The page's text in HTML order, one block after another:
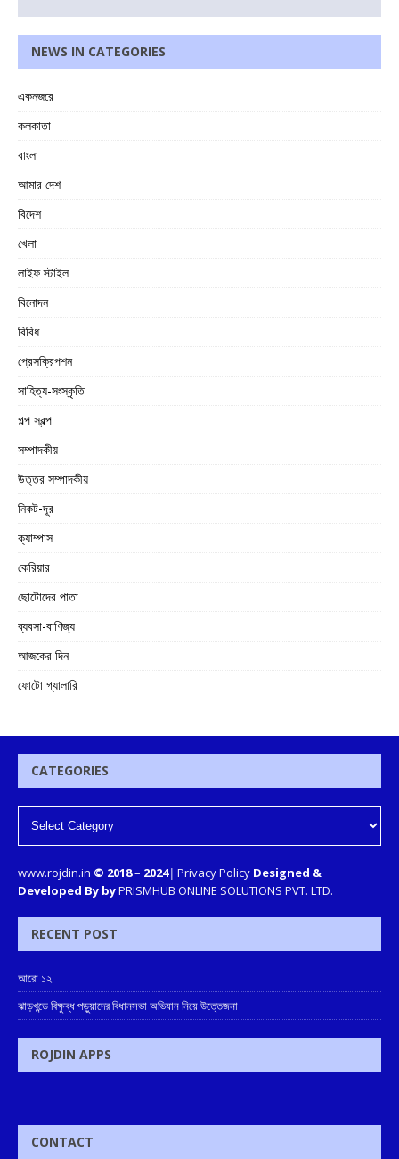
NEWS IN CATEGORIES
একনজরে
কলকাতা
বাংলা
আমার দেশ
বিদেশ
খেলা
লাইফ স্টাইল
বিনোদন
বিবিধ
প্রেসক্রিপশন
সাহিত্য-সংস্কৃতি
গল্প স্বল্প
সম্পাদকীয়
উত্তর সম্পাদকীয়
নিকট-দূর
ক্যাম্পাস
কেরিয়ার
ছোটোদের পাতা
ব্যবসা-বাণিজ্য
আজকের দিন
ফোটো গ্যালারি
CATEGORIES
www.rojdin.in © 2018– 2024| Privacy Policy Designed &
Developed By byPRISMHUB ONLINE SOLUTIONS PVT. LTD.
RECENT POST
আরো ১২
ঝাড়খন্ডে বিক্ষুব্ধ পড়ুয়াদের বিধানসভা অভিযান নিয়ে উত্তেজনা
ROJDIN APPS
CONTACT